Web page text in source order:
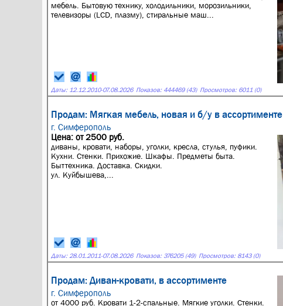
мебель. Бытовую технику, холодильники, морозильники,
телевизоры (LCD, плазму), стиральные маш...
Даты: 12.12.2010-07.08.2026 Показов: 444469 (43) Просмотров: 6011 (0)
Продам: Мягкая мебель, новая и б/у в ассортименте
г. Симферополь
Цена: от 2500 руб.
диваны, кровати, наборы, уголки, кресла, стулья, пуфики.
Кухни. Стенки. Прихожие. Шкафы. Предметы быта.
Быттехника. Доставка. Скидки.
ул. Куйбышева,...
Даты: 28.01.2011-07.08.2026 Показов: 376205 (49) Просмотров: 8143 (0)
Продам: Диван-кровати, в ассортименте
г. Симферополь
от 4000 руб. Кровати 1-2-спальные. Мягкие уголки. Стенки.